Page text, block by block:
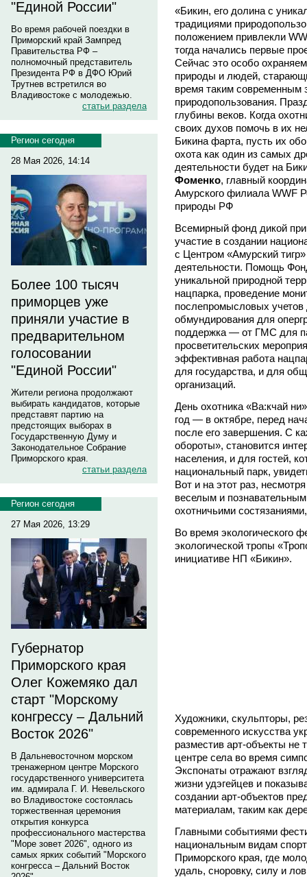
"Единой России"
Во время рабочей поездки в
Приморский край Зампред
Правительства РФ –
полномочный представитель
Президента РФ в ДФО Юрий
Трутнев встретился во
Владивостоке с молодежью.
статьи раздела
Регион сегодня
28 Мая 2026, 14:14
Более 100 тысяч
приморцев уже
приняли участие в
предварительном
голосовании
"Единой России"
Жители региона продолжают
выбирать кандидатов, которые
представят партию на
предстоящих выборах в
Государственную Думу и
Законодательное Собрание
Приморского края.
статьи раздела
Регион сегодня
27 Мая 2026, 13:29
Губернатор
Приморского края
Олег Кожемяко дал
старт "Морскому
конгрессу – Дальний
Восток 2026"
В Дальневосточном морском
тренажерном центре Морского
государственного университета
им. адмирала Г. И. Невельского
во Владивостоке состоялась
торжественная церемония
открытия конкурса
профессионального мастерства
"Море зовет 2026", одного из
самых ярких событий "Морского
конгресса – Дальний Восток
«Бикин, его долина с
традициями
положением привлекли
тогда начались первые
Сейчас это особо
природы и людей,
время таким современным
природопользования.
глубины веков. Когда
своих духов помочь в их
Бикина фарта, пусть их
охота как один из самых
деятельности будет на
Фоменко, главный
Амурского филиала WWF
природы РФ
Всемирный фонд дикой
участие в создании
с Центром «Амурский
деятельности. Помощь
уникальной природной
нацпарка, проведение
послепромысловых учетов
обмундирования для
поддержка — от ГМС для
просветительских
эффективная работа
для государства, и для
организаций.
День охотника «Ва:кчай
год — в октябре, перед
после его завершения. С
обороты», становится
населения, и для гостей,
национальный парк,
Вот и на этот раз,
веселым и
охотничьими
Во время экологического
экологической тропы
инициативе НП «Бикин».
Художники, скульпторы,
современного искусства
разместив арт-объекты не
центре села во время
Экспонаты отражают
жизни удэгейцев и
создании арт-объектов
материалам, таким как
Главными событиями
национальным видам
Приморского края, где
удаль, сноровку, силу и